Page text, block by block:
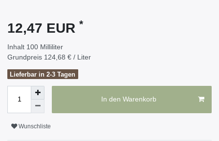
12,47 EUR *
Inhalt 100 Milliliter
Grundpreis 124,68 € / Liter
Lieferbar in 2-3 Tagen
In den Warenkorb
Wunschliste